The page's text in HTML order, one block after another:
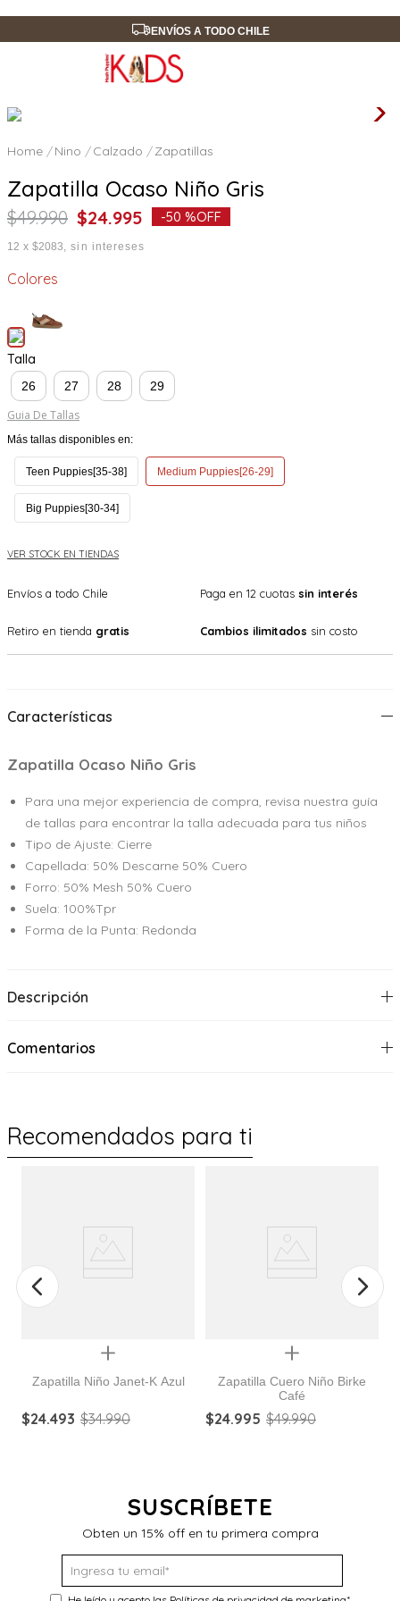
ENVÍOS A TODO CHILE
Nino Calzado Zapatillas
Zapatilla Ocaso Niño Gris
$49.990 $24.995 -50 %OFF
12 x $2083 sin intereses
Colores
Talla
26 27 28 29
Guia De Tallas
Más tallas disponibles en:
Teen Puppies[35-38] Medium Puppies[26-29]
Big Puppies[30-34]
VER STOCK EN TIENDAS
Envíos a todo Chile Paga en 12 cuotas sin interés
Retiro en tienda gratis Cambios ilimitados sin costo
Características
Zapatilla Ocaso Niño Gris
Para una mejor experiencia de compra, revisa nuestra guía
de tallas para encontrar la talla adecuada para tus niños
Tipo de Ajuste: Cierre
Capellada: 50% Descarne 50% Cuero
Forro: 50% Mesh 50% Cuero
Suela: 100%Tpr
Forma de la Punta: Redonda
Descripción
Comentarios
Recomendados para ti
Quickview
Zapatilla Niño Janet-K Azul
$24.493 $34.990
Quickview
Zapatilla Cuero Niño Birke
Café
$24.995 $49.990
SUSCRÍBETE
Obten un 15% off en tu primera compra